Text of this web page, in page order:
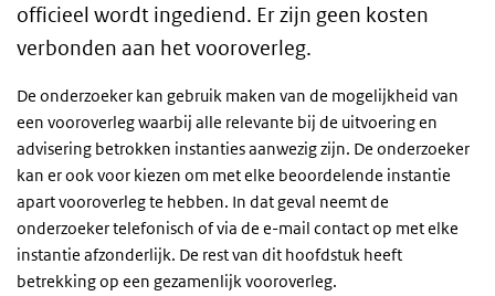
officieel wordt ingediend. Er zijn geen kosten
verbonden aan het vooroverleg.
De onderzoeker kan gebruik maken van de mogelijkheid van
een vooroverleg waarbij alle relevante bij de uitvoering en
advisering betrokken instanties aanwezig zijn. De onderzoeker
kan er ook voor kiezen om met elke beoordelende instantie
apart vooroverleg te hebben. In dat geval neemt de
onderzoeker telefonisch of via de e-mail contact op met elke
instantie afzonderlijk. De rest van dit hoofdstuk heeft
betrekking op een gezamenlijk vooroverleg.